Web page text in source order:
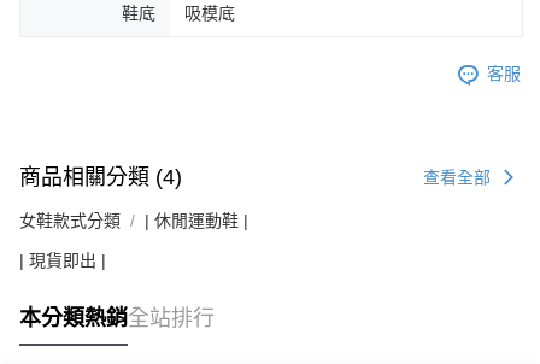
鞋底 吸模底
客服
商品相關分類 (4) 查看全部
女鞋款式分類 | 休閒運動鞋 |
| 現貨即出 |
本分類熱銷全站排行